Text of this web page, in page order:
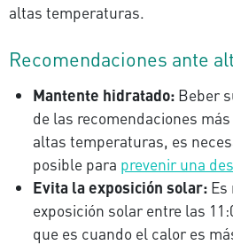
altas temperaturas.
Recomendaciones ante
Mantente hidratado:Beber
de las recomendaciones
altas temperaturas, es
posible para prevenir una
Evita la exposición solar:Es
exposición solar entre las
que es cuando el calor es